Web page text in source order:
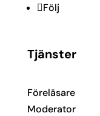
Följ
Tjänster
Föreläsare
Moderator